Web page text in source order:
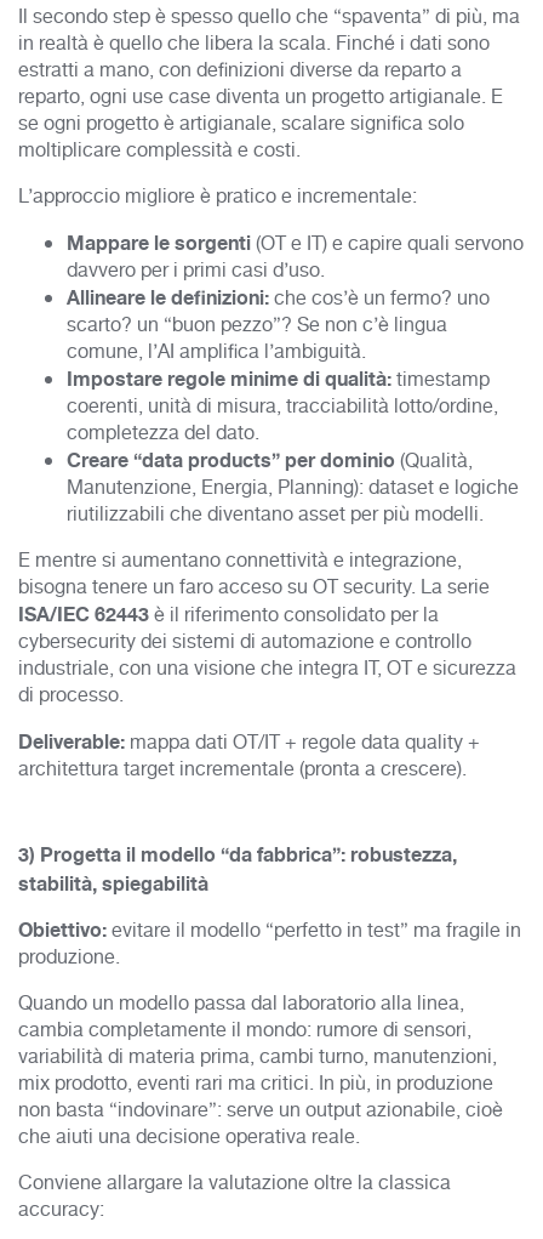
Il secondo step è spesso quello che “spaventa” di più, ma
in realtà è quello che libera la scala. Finché i dati sono
estratti a mano, con definizioni diverse da reparto a
reparto, ogni use case diventa un progetto artigianale. E
se ogni progetto è artigianale, scalare significa solo
moltiplicare complessità e costi.
L’approccio migliore è pratico e incrementale:
Mappare le sorgenti(OT e IT) e capire quali servono
davvero per i primi casi d’uso.
Allineare le definizioni:che cos’è un fermo? uno
scarto? un “buon pezzo”? Se non c’è lingua
comune, l’AI amplifica l’ambiguità.
Impostare regole minime di qualità:timestamp
coerenti, unità di misura, tracciabilità lotto/ordine,
completezza del dato.
Creare “data products” per dominio (Qualità,
Manutenzione, Energia, Planning): dataset e logiche
riutilizzabili che diventano asset per più modelli.
E mentre si aumentano connettività e integrazione,
bisogna tenere un faro acceso su OT security. La serie
ISA/IEC 62443è il riferimento consolidato per la
cybersecurity dei sistemi di automazione e controllo
industriale, con una visione che integra IT, OT e sicurezza
di processo.
Deliverable: mappa dati OT/IT + regole data quality +
architettura target incrementale (pronta a crescere).
3) Progetta il modello “da fabbrica”: robustezza,
stabilità, spiegabilità
Obiettivo:evitare il modello “perfetto in test” ma fragile in
produzione.
Quando un modello passa dal laboratorio alla linea,
cambia completamente il mondo: rumore di sensori,
variabilità di materia prima, cambi turno, manutenzioni,
mix prodotto, eventi rari ma critici. In più, in produzione
non basta “indovinare”: serve un output azionabile, cioè
che aiuti una decisione operativa reale.
Conviene allargare la valutazione oltre la classica
accuracy: